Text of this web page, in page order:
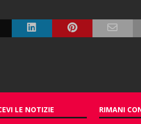
LE NOTIZIE RIMANI